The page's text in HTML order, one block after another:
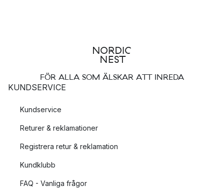
FÖR ALLA SOM ÄLSKAR ATT INREDA
KUNDSERVICE
Kundservice
Returer & reklamationer
Registrera retur & reklamation
Kundklubb
FAQ - Vanliga frågor